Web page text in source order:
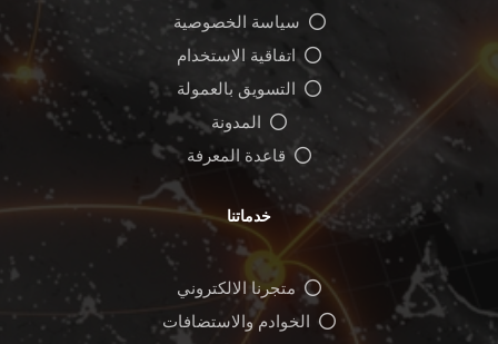
سياسة الخصوصية
اتفاقية الاستخدام
التسويق بالعمولة
المدونة
قاعدة المعرفة
خدماتنا
متجرنا الالكتروني
الخوادم والاستضافات